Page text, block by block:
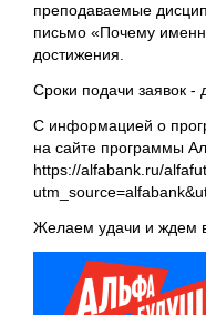
преподаваемые
письмо «Почему
достижения.
Сроки подачи заявок -
С информацией о
на сайте программы
https://alfabank.ru/
Желаем удачи и ждем